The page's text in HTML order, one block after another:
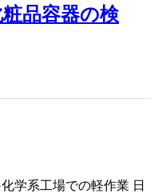
品容器の検
学系工場での軽作業 日